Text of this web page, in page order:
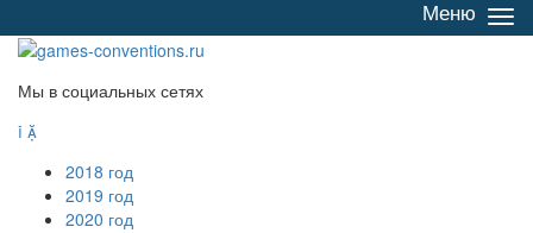
/
Меню
Мы в социальных сетях
 
2018 год
2019 год
2020 год